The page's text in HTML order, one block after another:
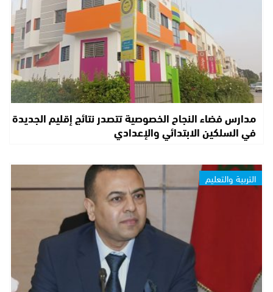
مدارس فضاء النجاح الخصوصية تتصدر نتائج إقليم الجديدة
في السلكين الابتدائي والإعدادي
التربية والتعليم